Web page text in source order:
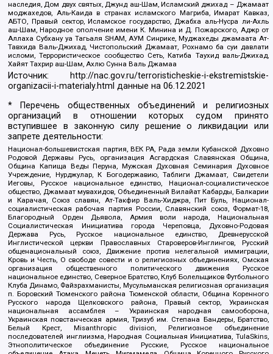
наследия, Дом двух святых, Джунд аш-Шам, Исламский джихад – Джамаат
моджахедов, Аль-Каида в странах исламского Магриба, Имарат Кавказ,
АБТО, Правый сектор, Исламское государство, Джабха аль-Нусра ли-Ахль
аш-Шам, Народное ополчение имени К. Минина и Д. Пожарского, Аджр от
Аллаха Субхану уа Тагьаля SHAM, АУМ Синрике, Муджахеды джамаата Ат-
Тавхида Валь-Джихад, Чистопольский Джамаат, Рохнамо ба суи давлати
исломи, Террористическое сообщество Сеть, Катиба Таухид валь-Джихад,
Хайят Тахрир аш-Шам, Ахлю Сунна Валь Джамаа
Источник:
http://nac.gov.ru/terroristicheskie-i-ekstremistskie-
organizacii-i-materialy.html данные на06.12.2021
* Перечень общественных объединений и религиозных
организаций в отношении которых судом принято
вступившее в законную силу решение о ликвидации или
запрете деятельности:
Национал-большевистская партия, ВЕК РА, Рада земли Кубанской Духовно
Родовой Державы Русь, организация Асгардская Славянская Община,
Община Капища Веды Перуна, Мужская Духовная Семинария Духовное
Учреждение, Нурджулар, К Богодержавию, Таблиги Джамаат, Свидетели
Иеговы, Русское национальное единство, Национал-социалистическое
общество, Джамаат мувахидов, Объединенный Вилайат Кабарды, Балкарии
и Карачая, Союз славян, Ат-Такфир Валь-Хиджра, Пит Буль, Национал-
социалистическая рабочая партия России, Славянский союз, Формат-18,
Благородный Орден Дьявола, Армия воли народа, Национальная
Социалистическая Инициатива города Череповца, Духовно-Родовая
Держава Русь, Русское национальное единство, Древнерусской
Инглистической церкви Православных Староверов-Инглингов, Русский
общенациональный союз, Движение против нелегальной иммиграции,
Кровь и Честь, О свободе совести и о религиозных объединениях, Омская
организация общественного политического движения Русское
национальное единство, Северное Братство, Клуб Болельщиков Футбольного
Клуба Динамо, Файзрахманисты, Мусульманская религиозная организация
п. Боровский Тюменского района Тюменской области, Община Коренного
Русского народа Щелковского района, Правый сектор, Украинская
национальная ассамблея – Украинская народная самооборона,
Украинская повстанческая армия, Тризуб им. Степана Бандеры, Братство,
Белый Крест, Misanthropic division, Религиозное объединение
последователей инглиизма, Народная Социальная Инициатива, TulaSkins,
Этнополитическое объединение Русские, Русское национальное